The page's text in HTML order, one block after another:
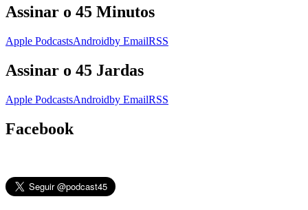
Assinar o 45 Minutos
Apple PodcastsAndroidby EmailRSS
Assinar o 45 Jardas
Apple PodcastsAndroidby EmailRSS
Facebook